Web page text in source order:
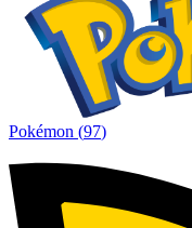
Pokémon (97)